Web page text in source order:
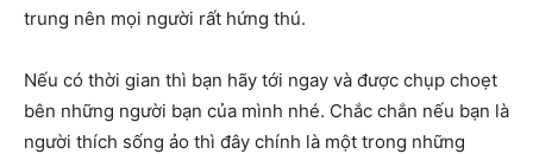
trung nên mọi người rất hứng thú.
Nếu có thời gian thì bạn hãy tới ngay và được chụp choẹt
bên những người bạn của mình nhé. Chắc chắn nếu bạn là
người thích sống ảo thì đây chính là một trong những